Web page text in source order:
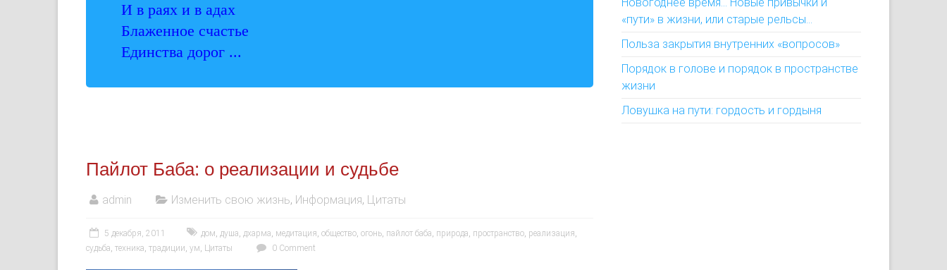
И в раях и в адах
Блаженное счастье
Единства дорог ...
Пайлот Баба: о реализации и судьбе
admin Изменить свою жизнь, Информация, Цитаты
5 декабря, 2011 дом, душа, дхарма, медитация, общество, огонь, пайлот баба, природа, пространство, реализация,
судьба, техника, традиции, ум, Цитаты 0 Comment
«пути» в жизни, или старые рельсы...
Польза закрытия внутренних «вопросов»
Порядок в голове и порядок в пространстве
жизни
Ловушка на пути: гордость и гордыня